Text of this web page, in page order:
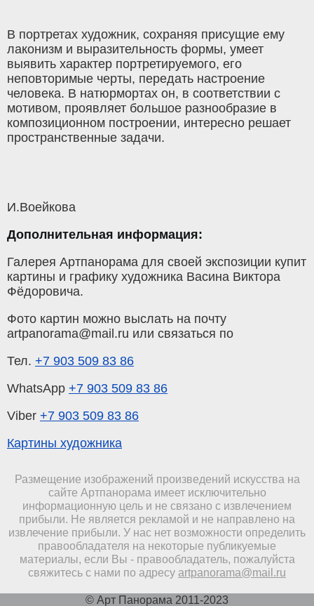
В портретах художник, сохраняя присущие ему
лаконизм и выразительность формы, умеет
выявить характер портретируемого, его
неповторимые черты, передать настроение
человека. В натюрмортах он, в соответствии с
мотивом, проявляет большое разнообразие в
композиционном построении, интересно решает
пространственные задачи.
И.Воейкова
Дополнительная информация:
Галерея Артпанорама для своей экспозиции купит
картины и графику художника Васина Виктора
Фёдоровича.
Фото картин можно выслать на почту
artpanorama@mail.ru или связаться по
Тел. +7 903 509 83 86
WhatsApp +7 903 509 83 86
Viber +7 903 509 83 86
Картины художника
Размещение изображений произведений искусства на
сайте Артпанорама имеет исключительно
информационную цель и не связано с извлечением
прибыли. Не является рекламой и не направлено на
извлечение прибыли. У нас нет возможности определить
правообладателя на некоторые публикуемые
материалы, если Вы - правообладатель, пожалуйста
свяжитесь с нами по адресу artpanorama@mail.ru
© Арт Панорама 2011-2023